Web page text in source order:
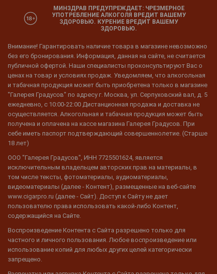
МИНЗДРАВ ПРЕДУПРЕЖДАЕТ: ЧРЕЗМЕРНОЕ
УПОТРЕБЛЕНИЕ АЛКОГОЛЯ ВРЕДИТ ВАШЕМУ
ЗДОРОВЬЮ. КУРЕНИЕ ВРЕДИТ ВАШЕМУ
ЗДОРОВЬЮ.
Внимание! Гарантировать наличие товара в магазине невозможно
без его бронирования. Информация, данная на сайте, не считается
публичной офертой. Наши специалисты проконсультируют Вас о
ценах на товар и условиях продаж. Уведомляем, что алкогольная
и табачная продукция может быть приобретена только в магазине
"Галерея Градусов" по адресу г. Москва, ул. Серпуховский вал, д. 5
ежедневно, с 10:00-22:00 Дистанционная продажа и доставка не
осуществляется. Алкогольная и табачная продукция может быть
получена и оплачена на кассе магазина Галерея Градусов. При
себе иметь паспорт подтверждающий совершеннолетие. (Старше
18 лет)
ООО "Галерея Градусов", ИНН 7725501624, является
исключительным владельцем авторских прав на материалы, в
том числе тексты, фотоматериалы, аудиоматериалы,
видеоматериалы (далее - Контент), размещенные на веб-сайте
www.cigarpro.ru (далее - Сайт). Доступ к Сайту не дает
пользователю права использовать какой-либо Контент,
содержащийся на Сайте.
Воспроизведение Контента с Сайта разрешено только для
частного и личного пользования. Любое воспроизведение или
использование копий для любых других целей категорически
запрещено.